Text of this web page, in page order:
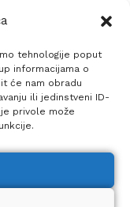
tehnologije poput
informacijama o
će nam obradu
ili jedinstveni ID-
privole može